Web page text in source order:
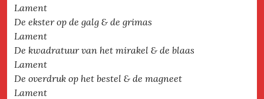
Lament
De ekster op de galg & de grimas
Lament
De kwadratuur van het mirakel & de blaas
Lament
De overdruk op het bestel & de magneet
Lament